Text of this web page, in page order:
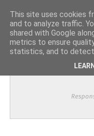
This site uses cookies
and to analyze traffic.
shared with Google
metrics to ensure
statistics, and to detect